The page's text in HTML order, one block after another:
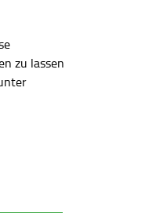
zu lassen